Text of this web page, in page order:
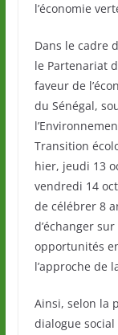
l’économie
Dans le cadre
le Partenariat
faveur de
du Sénégal,
Transition
hier, jeudi 13
vendredi 14
de célébrer 8
d’échanger
opportunités
l’approche de
Ainsi, selon la
dialogue social